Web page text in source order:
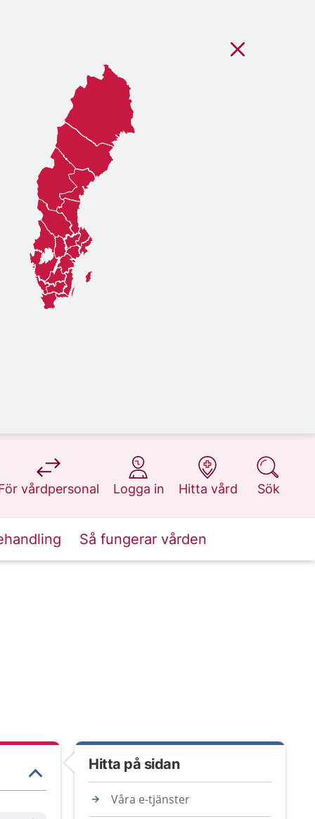
vårdpersonal
på 1177.se
Logga in
på 1177.se
Hitta vård
på 1177.se
Sök
på 1177.se
Så fungerar vården
Hitta på sidan
Våra e-tjänster